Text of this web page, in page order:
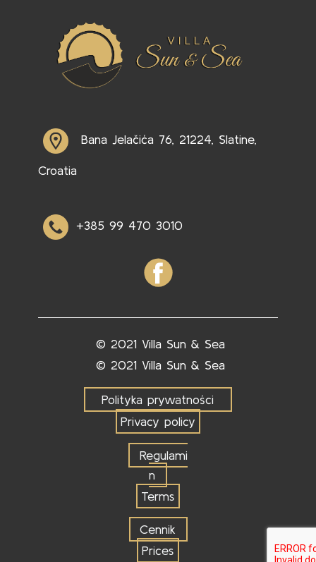
Bana Jelačića 76, 21224, Slatine,
Croatia
+385 99 470 3010
© 2021 Villa Sun & Sea
© 2021 Villa Sun & Sea
Polityka prywatności
Privacy policy
Regulami
n
Terms
Cennik
Prices